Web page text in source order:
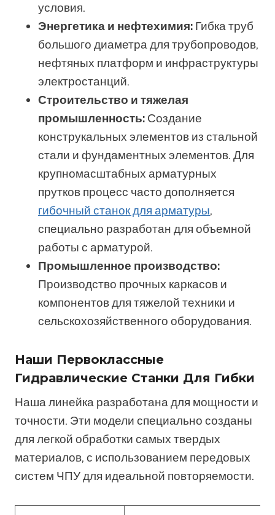
условия.
Энергетика и нефтехимия: Гибка труб
большого диаметра для трубопроводов,
нефтяных платформ и инфраструктуры
электростанций.
Строительство и тяжелая
промышленность: Создание
конструкальных элементов из стальной
стали и фундаментных элементов. Для
крупномасштабных арматурных
прутков процесс часто дополняется
гибочный станок для арматуры,
специально разработан для объемной
работы с арматурой.
Промышленное производство:
Производство прочных каркасов и
компонентов для тяжелой техники и
сельскохозяйственного оборудования.
Наши Первоклассные
Гидравлические Станки Для Гибки
Наша линейка разработана для мощности и
точности. Эти модели специально созданы
для легкой обработки самых твердых
материалов, с использованием передовых
систем ЧПУ для идеальной повторяемости.